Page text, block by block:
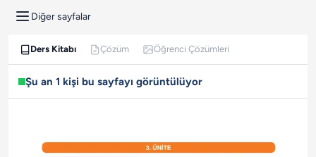
Diğer sayfalar
Ders Kitabı Çözüm Öğrenci Çözümleri
Şu an 1 kişi bu sayfayı görüntülüyor